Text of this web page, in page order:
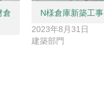
倉
N様倉庫新築工事
2023年8月31日
建築部門